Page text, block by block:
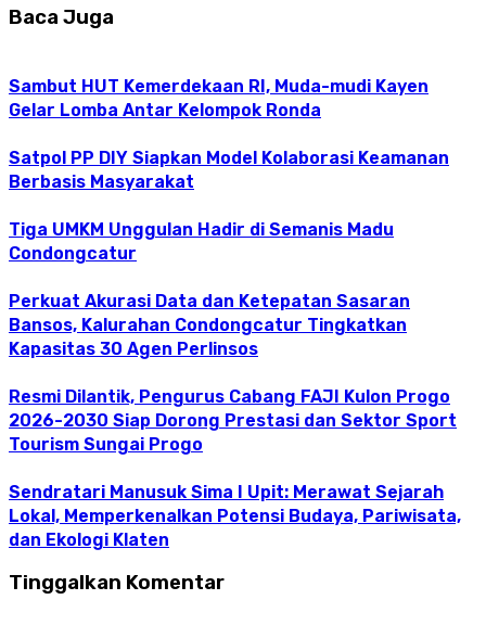
Baca Juga
Sambut HUT Kemerdekaan RI, Muda-mudi Kayen
Gelar Lomba Antar Kelompok Ronda
Satpol PP DIY Siapkan Model Kolaborasi Keamanan
Berbasis Masyarakat
Tiga UMKM Unggulan Hadir di Semanis Madu
Condongcatur
Perkuat Akurasi Data dan Ketepatan Sasaran
Bansos, Kalurahan Condongcatur Tingkatkan
Kapasitas 30 Agen Perlinsos
Resmi Dilantik, Pengurus Cabang FAJI Kulon Progo
2026-2030 Siap Dorong Prestasi dan Sektor Sport
Tourism Sungai Progo
Sendratari Manusuk Sima I Upit: Merawat Sejarah
Lokal, Memperkenalkan Potensi Budaya, Pariwisata,
dan Ekologi Klaten
Tinggalkan Komentar